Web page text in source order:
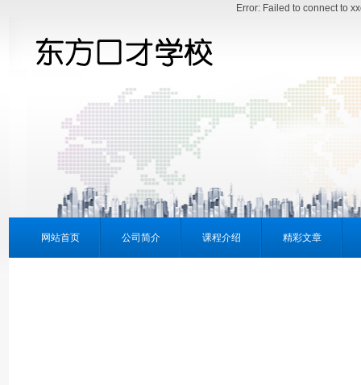
Error: Failed to connect to
网站首页 公司简介 课程介绍 精彩文章